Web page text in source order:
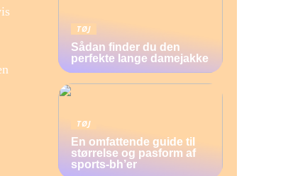
TØJ
Sådan finder du den
perfekte lange damejakke
TØJ
En omfattende guide til
størrelse og pasform af
sports-bh’er